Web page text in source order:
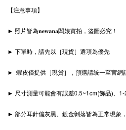
【注意事項】
► 照片皆為𝐧𝐞𝐰𝐚𝐧𝐚闆娘實拍，盜圖必究！
► 下單時，請先以［現貨］選項為優先
► 蝦皮僅提供［現貨］，預購請統一至官網
► 尺寸測量可能會有誤差0.5~1cm(飾品)、
► 部分耳針偏灰黑、鍍金剝落皆為正常現象